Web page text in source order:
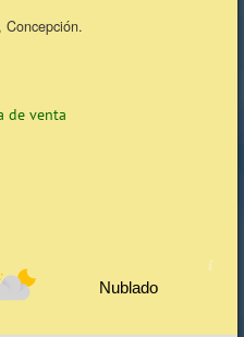
de 08:15 a 17:45)
somos
de venta
Nublado